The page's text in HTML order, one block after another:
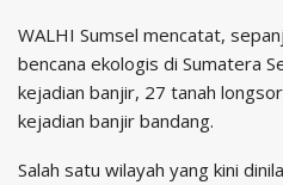
WALHI Sumsel mencatat,
bencana ekologis di Sumatera
kejadian banjir, 27 tanah
kejadian banjir bandang.
Salah satu wilayah yang kini